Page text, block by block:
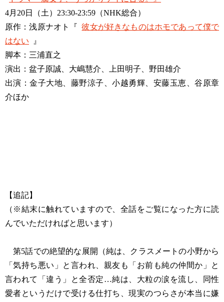
4月20日（土）23:30-23:59（NHK総合）
原作：浅原ナオト『 彼女が好きなものはホモであって僕で
はない
』
脚本：三浦直之
演出：盆子原誠、大嶋慧介、上田明子、野田雄介
出演：金子大地、藤野涼子、小越勇輝、安藤玉恵、谷原章
介ほか
【追記】
（※結末に触れていますので、全話をご覧になった方に読
んでいただければと思います）
第5話での絶望的な展開（純は、クラスメートの小野から
「気持ち悪い」と言われ、親友も「お前も純の仲間か」と
言われて「違う」と全否定…純は、大粒の涙を流し、同性
愛者というだけで受ける仕打ち、現実のつらさが本当に嫌